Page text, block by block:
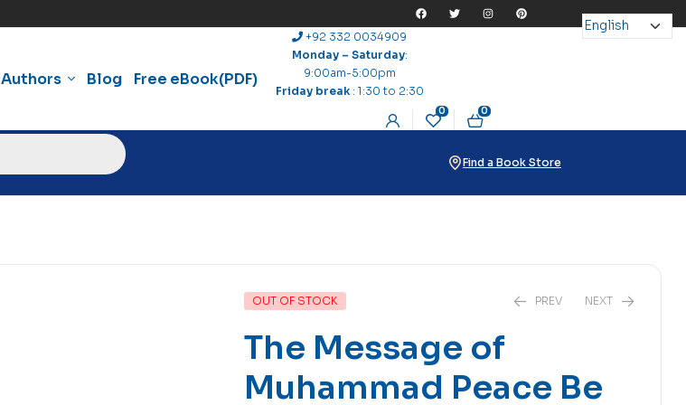
Authors Blog Free eBook(PDF)
+92 332 0034909
Monday – Saturday:
9:00am-5:00pm
Friday break: 1:30 to 2:30
0 0
Find a Book Store
OUT OF STOCK PREV
₨ 75
NEXT
₨ 180
The Message of
Muhammad Peace Be